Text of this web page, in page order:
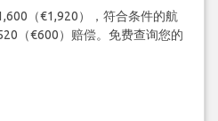
（€1,920），符合条件的航
（€600）赔偿。免费查询您的